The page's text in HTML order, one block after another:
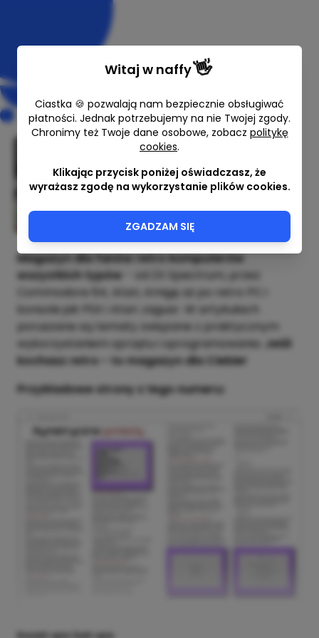
Adam Zalepa
9,00 zł
Magazyn dla fanów retro komputerów
wszystkich typów - od ZX Spectrum, przez
Commodore 64, Atari, Amigę aż po retro PC i
konsole jak PSX i Atari Jaguar. W artykułach
poruszane są tematy związane z praktycznym
wykorzystaniem sprzętu i oprogramowania.
Jeśli
kochasz retro - to magazyn dla Ciebie!
Przykładowe strony z tego numeru:
Witaj w naffy 👋
Ciastka 🍪 pozwalają nam bezpiecznie obsługiwać
płatności. Jednak potrzebujemy na nie Twojej zgody.
Chronimy też Twoje dane osobowe, zobacz politykę
cookies.
Klikając przycisk poniżej oświadczasz, że
wyrażasz zgodę na wykorzystanie plików cookies.
ZGADZAM SIĘ